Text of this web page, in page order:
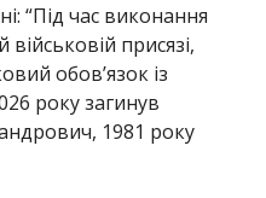
“Під час виконання
присязі,
обов’язок із
року загинув
1981 року